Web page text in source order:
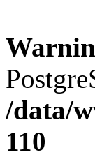
/data/
110